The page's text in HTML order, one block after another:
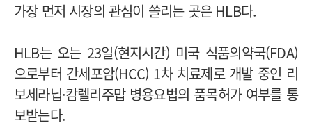
가장 먼저 시장의 관심이 쏠리는 곳은 HLB다.
HLB는 오는 23일(현지시간) 미국 식품의약국(FDA)
으로부터 간세포암(HCC) 1차 치료제로 개발 중인 리
보세라닙·캄렐리주맙 병용요법의 품목허가 여부를 통
보받는다.